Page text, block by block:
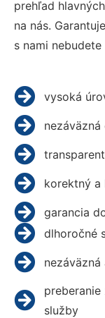
prehľad
na nás.
s nami
vysoká
korektný a
garancia
dlhoročné
služby